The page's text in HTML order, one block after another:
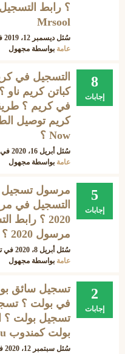
؟ رابط
Mrsool
سُئل ديسمبر 12، 2019
عامة بواسطة مجهول
8
إجابات
التسجيل في
كباتن كريم
في كريم ؟
Now ؟
سُئل أبريل 16، 2020
عامة بواسطة مجهول
5
إجابات
التسجيل في
2020 ؟
مرسول 2020 ؟
سُئل أبريل 8، 2020 في
عامة بواسطة مجهول
2
إجابات
تسجيل سائق
في بولت ؟
تسجيل بولت ؟
بولت كمندوب bolt.eu ؟
سُئل سبتمبر 12، 2020